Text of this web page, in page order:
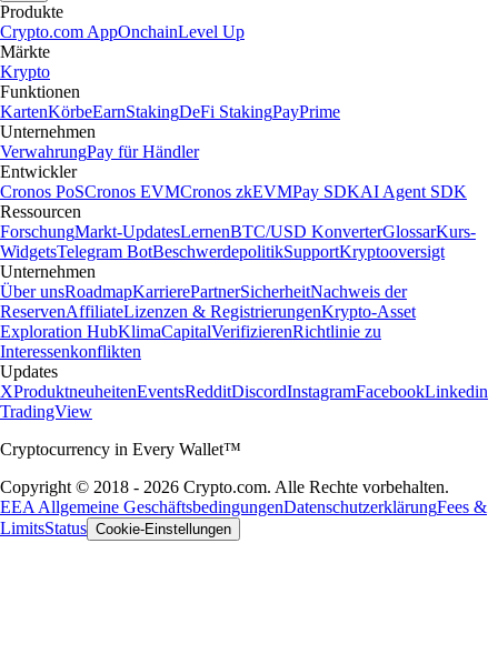
Produkte
Crypto.com AppOnchainLevel Up
Märkte
Krypto
Funktionen
KartenKörbeEarnStakingDeFi StakingPayPrime
Unternehmen
VerwahrungPay für Händler
Entwickler
Cronos PoSCronos EVMCronos zkEVMPay SDKAI Agent SDK
Ressourcen
ForschungMarkt-UpdatesLernenBTC/USD KonverterGlossarKurs-
WidgetsTelegram BotBeschwerdepolitikSupportKryptooversigt
Unternehmen
Über unsRoadmapKarrierePartnerSicherheitNachweis der
ReservenAffiliateLizenzen & RegistrierungenKrypto-Asset
Exploration HubKlimaCapitalVerifizierenRichtlinie zu
Interessenkonflikten
Updates
XProduktneuheitenEventsRedditDiscordInstagramFacebookLinkedin
TradingView
Cryptocurrency in Every Wallet™
Copyright © 2018 - 2026 Crypto.com. Alle Rechte vorbehalten.
EEA Allgemeine GeschäftsbedingungenDatenschutzerklärungFees &
LimitsStatus Cookie-Einstellungen